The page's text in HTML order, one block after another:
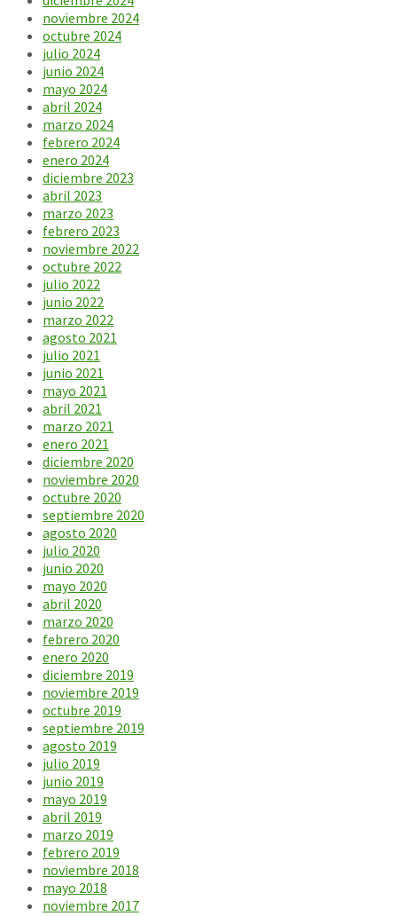
noviembre 2024
octubre 2024
julio 2024
junio 2024
mayo 2024
abril 2024
marzo 2024
febrero 2024
enero 2024
diciembre 2023
abril 2023
marzo 2023
febrero 2023
noviembre 2022
octubre 2022
julio 2022
junio 2022
marzo 2022
agosto 2021
julio 2021
junio 2021
mayo 2021
abril 2021
marzo 2021
enero 2021
diciembre 2020
noviembre 2020
octubre 2020
septiembre 2020
agosto 2020
julio 2020
junio 2020
mayo 2020
abril 2020
marzo 2020
febrero 2020
enero 2020
diciembre 2019
noviembre 2019
octubre 2019
septiembre 2019
agosto 2019
julio 2019
junio 2019
mayo 2019
abril 2019
marzo 2019
febrero 2019
noviembre 2018
mayo 2018
noviembre 2017